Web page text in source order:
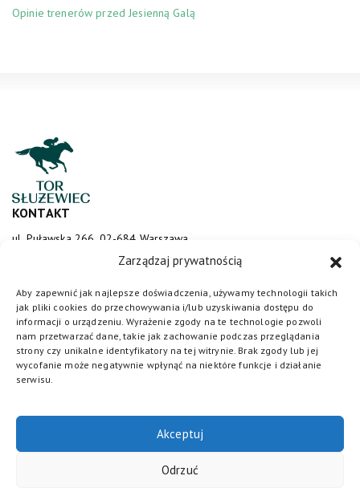
Zarządzaj prywatnością
Aby zapewnić jak najlepsze doświadczenia, używamy technologii takich
jak pliki cookies do przechowywania i/lub uzyskiwania dostępu do
informacji o urządzeniu. Wyrażenie zgody na te technologie pozwoli
nam przetwarzać dane, takie jak zachowanie podczas przeglądania
strony czy unikalne identyfikatory na tej witrynie. Brak zgody lub jej
wycofanie może negatywnie wpłynąć na niektóre funkcje i działanie
serwisu.
Akceptuj
Odrzuć
Opinie trenerów przed Jesienną Galą
KONTAKT
ul. Puławska 266, 02-684 Warszawa
sluzewiec@totalizator.pl
KONTAKT DLA MEDIÓW
media@torsluzewiec.pl
DOŁĄCZ DO NAS